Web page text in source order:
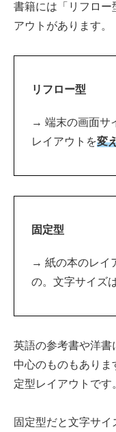
書籍には「リフロー
アウトがあります。
リフロー型
→ 端末の画面サ
レイアウトを変
固定型
→ 紙の本のレイ
の。文字サイズ
英語の参考書や洋書
中心のものもありま
定型レイアウトです
固定型だと文字サ